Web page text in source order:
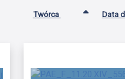
Twórca Data